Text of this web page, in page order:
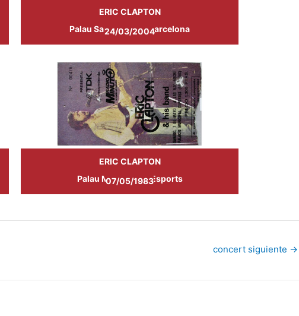
ERIC CLAPTON
Palau Sant Jordi de Barcelona
24/03/2004
ERIC CLAPTON
Palau Municipal d'Esports
07/05/1983
concert siguiente →